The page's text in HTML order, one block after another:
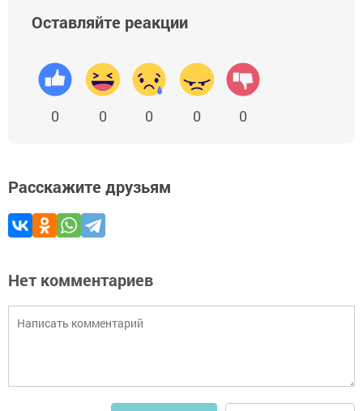
Оставляйте реакции
0 0 0 0 0
Расскажите друзьям
Нет комментариев